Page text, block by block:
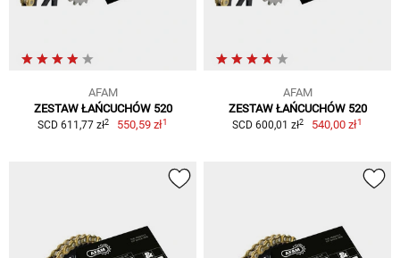
AFAM
ZESTAW ŁAŃCUCHÓW 520
SCD 611,77 zł2 550,59 zł1
AFAM
ZESTAW ŁAŃCUCHÓW 520
SCD 600,01 zł2 540,00 zł1